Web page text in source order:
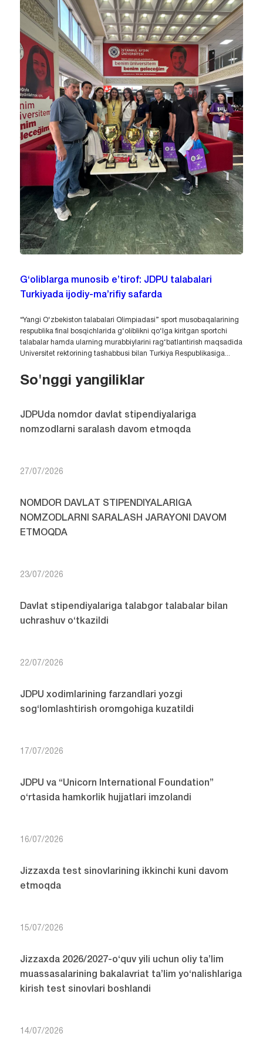
G‘oliblarga munosib e’tirof: JDPU talabalari
Turkiyada ijodiy-ma’rifiy safarda
“Yangi O‘zbekiston talabalari Olimpiadasi” sport musobaqalarining
respublika final bosqichlarida g‘oliblikni qo‘lga kiritgan sportchi
talabalar hamda ularning murabbiylarini rag‘batlantirish maqsadida
Universitet rektorining tashabbusi bilan Turkiya Respublikasiga...
So'nggi yangiliklar
JDPUda nomdor davlat stipendiyalariga
nomzodlarni saralash davom etmoqda
27/07/2026
NOMDOR DAVLAT STIPENDIYALARIGA
NOMZODLARNI SARALASH JARAYONI DAVOM
ETMOQDA
23/07/2026
Davlat stipendiyalariga talabgor talabalar bilan
uchrashuv o‘tkazildi
22/07/2026
JDPU xodimlarining farzandlari yozgi
sog‘lomlashtirish oromgohiga kuzatildi
17/07/2026
JDPU va “Unicorn International Foundation”
o‘rtasida hamkorlik hujjatlari imzolandi
16/07/2026
Jizzaxda test sinovlarining ikkinchi kuni davom
etmoqda
15/07/2026
Jizzaxda 2026/2027-o‘quv yili uchun oliy ta’lim
muassasalarining bakalavriat ta’lim yo‘nalishlariga
kirish test sinovlari boshlandi
14/07/2026